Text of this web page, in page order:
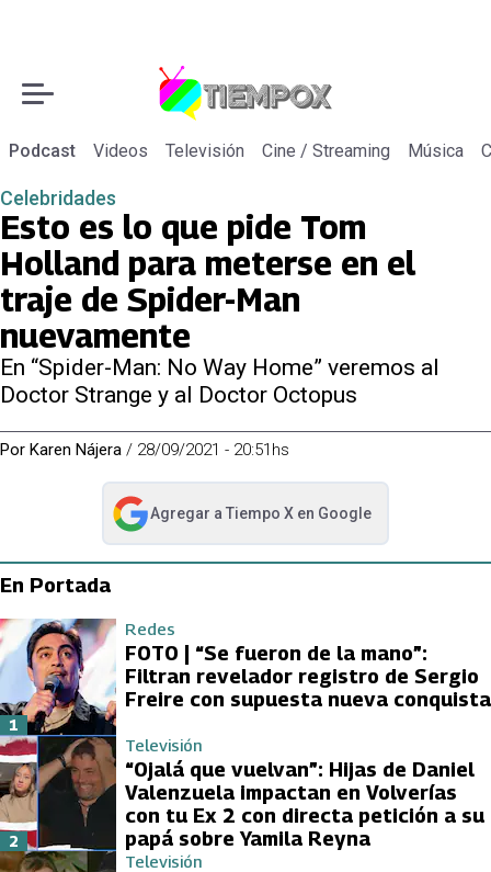
Podcast Videos Televisión Cine / Streaming Música
Celebridades
Esto es lo que pide Tom
Holland para meterse en el
traje de Spider-Man
nuevamente
En “Spider-Man: No Way Home” veremos al
Doctor Strange y al Doctor Octopus
Por Karen Nájera / 28/09/2021 - 20:51hs
Agregar a Tiempo Xen Google
abre en nueva pestaña
En Portada
Redes
FOTO | “Se fueron de la mano”:
Filtran revelador registro de Sergio
Freire con supuesta nueva conquista
1
Televisión
“Ojalá que vuelvan”: Hijas de Daniel
Valenzuela impactan en Volverías
con tu Ex 2 con directa petición a su
papá sobre Yamila Reyna
2
Televisión